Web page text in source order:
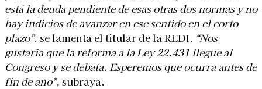
está la deuda pendiente de esas otras dos normas y no
hay indicios de avanzar en ese sentido en el corto
plazo”, se lamenta el titular de la REDI. “Nos
gustaría que la reforma a la Ley 22.431 llegue al
Congreso y se debata. Esperemos que ocurra antes de
fin de año”, subraya.